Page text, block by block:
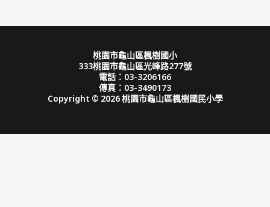
桃園市龜山區楓樹國小
333桃園市龜山區光峰路277號
電話：03-3206166
傳真：03-3490173
Copyright © 2026 桃園市龜山區楓樹國民小學